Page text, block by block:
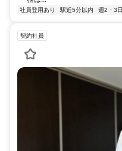
社員登用あり 駅近5分以内 週2・3
契約社員